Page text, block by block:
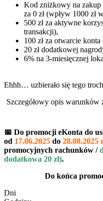
Kod zniżkowy na zakup
za 0 zł (wpływ 1000 zł
500 zł za aktywne
transakcji),
100 zł za otwarcie
20 zł dodatkowej
6% na 3-miesięcznej
Ehhh… uzbierało się tego
Szczegółowy opis warunków
📅 Do promocji eKonta do
od 17.06.2025 do 28.08.2025 r
promocyjnych rachunków /
dodatkowa 20 zł).
Do końca
Dni